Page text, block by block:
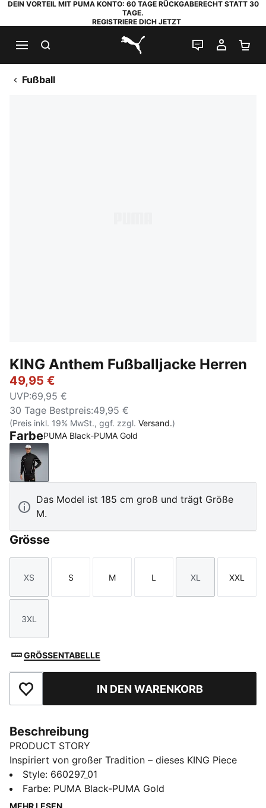
DEIN VORTEIL MIT PUMA KONTO: 60 TAGE RÜCKGABERECHT STATT 30
TAGE.
REGISTRIERE DICH JETZT
PUMA.com
LIVE-CHAT
MEIN
Fußball
KING Anthem Fußballjacke Herren
49,95 €
UVP:69,95 €
30 Tage Bestpreis:49,95 €
(Preis inkl. 19% MwSt., ggf. zzgl. Versand.)
FarbePUMA Black-PUMA Gold
PUMA Black-PUMA Gold
Das Model ist 185 cm groß und trägt Größe
M.
Grösse
Größe
XS
Größe
S
Größe
M
Größe
L
Größe
XL
Größe
XXL
Größe
3XL
GRÖSSENTABELLE
Zu Favoriten hinzufügenIN DEN WARENKORB
Beschreibung
PRODUCT STORY
Inspiriert von großer Tradition – dieses KING Piece
bringt Fußball-Erbe in deine Leisurewear-Looks.
Details aus dem Archiv treffen auf eine klassische
Silhouette – für alle selbstbewussten KINGs auf und
Style: 660297_01
Farbe: PUMA Black-PUMA Gold
MEHR LESEN